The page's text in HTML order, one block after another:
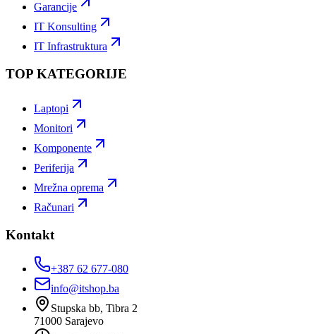
Garancije
IT Konsulting
IT Infrastruktura
TOP KATEGORIJE
Laptopi
Monitori
Komponente
Periferija
Mrežna oprema
Računari
Kontakt
+387 62 677-080
info@itshop.ba
Stupska bb, Tibra 2
71000 Sarajevo